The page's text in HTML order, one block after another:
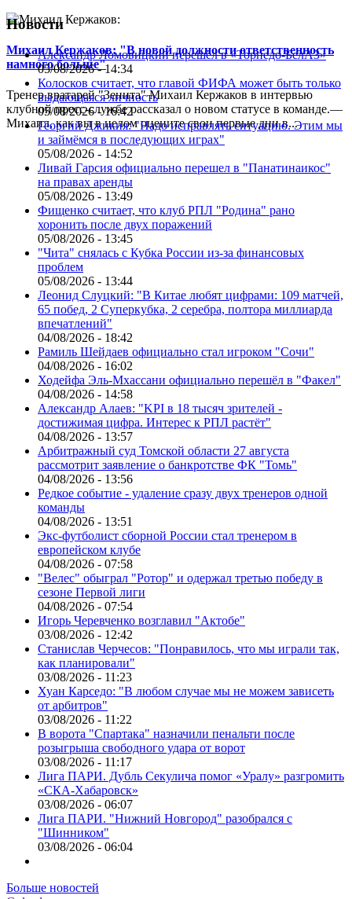
Михаил Кержаков: "В новой должности ответственность
намного больше"
Тренер вратарей "Зенита" Михаил Кержаков в интервью
клубной пресс-службе рассказал о новом статусе в команде.—
Михаил, как вы в целом оцените свои первые дни в...
Новости
Александр Ломовицкий перешёл в «Торпедо-БелАЗ»
05/08/2026 - 14:34
Колосков считает, что главой ФИФА может быть только
выдающаяся личность
05/08/2026 - 16:42
Георгий Джикия: "Надо исправлять ситуацию. Этим мы
и займёмся в последующих играх"
05/08/2026 - 14:52
Ливай Гарсия официально перешел в "Панатинаикос"
на правах аренды
05/08/2026 - 13:49
Фищенко считает, что клуб РПЛ "Родина" рано
хоронить после двух поражений
05/08/2026 - 13:45
"Чита" снялась с Кубка России из-за финансовых
проблем
05/08/2026 - 13:44
Леонид Слуцкий: "В Китае любят цифрами: 109 матчей,
65 побед, 2 Суперкубка, 2 серебра, полтора миллиарда
впечатлений"
04/08/2026 - 18:42
Рамиль Шейдаев официально стал игроком "Сочи"
04/08/2026 - 16:02
Ходейфа Эль-Мхассани официально перешёл в "Факел"
04/08/2026 - 14:58
Александр Алаев: "KPI в 18 тысяч зрителей -
достижимая цифра. Интерес к РПЛ растёт"
04/08/2026 - 13:57
Арбитражный суд Томской области 27 августа
рассмотрит заявление о банкротстве ФК "Томь"
04/08/2026 - 13:56
Редкое событие - удаление сразу двух тренеров одной
команды
04/08/2026 - 13:51
Экс-футболист сборной России стал тренером в
европейском клубе
04/08/2026 - 07:58
"Велес" обыграл "Ротор" и одержал третью победу в
сезоне Первой лиги
04/08/2026 - 07:54
Игорь Черевченко возглавил "Актобе"
03/08/2026 - 12:42
Станислав Черчесов: "Понравилось, что мы играли так,
как планировали"
03/08/2026 - 11:23
Хуан Карседо: "В любом случае мы не можем зависеть
от арбитров"
03/08/2026 - 11:22
В ворота "Спартака" назначили пенальти после
розыгрыша свободного удара от ворот
03/08/2026 - 11:17
Лига ПАРИ. Дубль Секулича помог «Уралу» разгромить
«СКА-Хабаровск»
03/08/2026 - 06:07
Лига ПАРИ. "Нижний Новгород" разобрался с
"Шинником"
03/08/2026 - 06:04
Больше новостей